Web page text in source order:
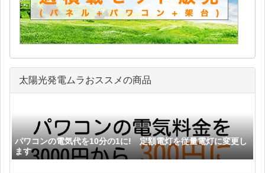
太陽光発電ムラおススメの商品
パワコンの電気代を10分の1に! 定額電灯を従量電灯に変更し
ます